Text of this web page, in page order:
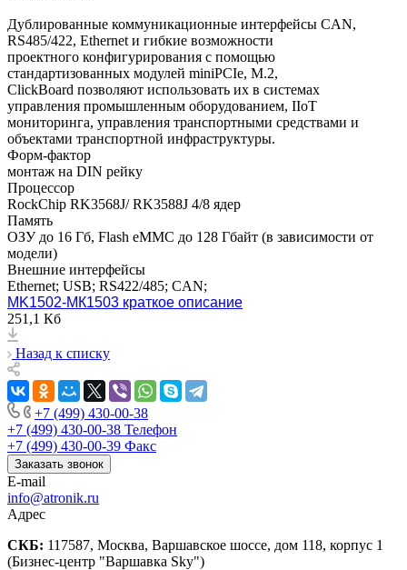
Дублированные коммуникационные интерфейсы CAN,
RS485/422, Ethernet и гибкие возможности
проектного конфигурирования с помощью
стандартизованных модулей miniPCIe, M.2,
ClickBoard позволяют использовать их в системах
управления промышленным оборудованием, IIoT
мониторинга, управления транспортными средствами и
объектами транспортной инфраструктуры.
Форм-фактор
монтаж на DIN рейку
Процессор
RockChip RK3568J/ RK3588J 4/8 ядер
Память
ОЗУ до 16 Гб, Flash eMMC до 128 Гбайт (в зависимости от
модели)
Внешние интерфейсы
Ethernet; USB; RS422/485; CAN;
МK1502-МК1503 краткое описание
251,1 Кб
Назад к списку
+7 (499) 430-00-38
+7 (499) 430-00-38 Телефон
+7 (499) 430-00-39 Факс
Заказать звонок
E-mail
info@atronik.ru
Адрес
СКБ: 117587, Москва, Варшавское шоссе, дом 118, корпус 1
(Бизнес-центр "Варшавка Sky")